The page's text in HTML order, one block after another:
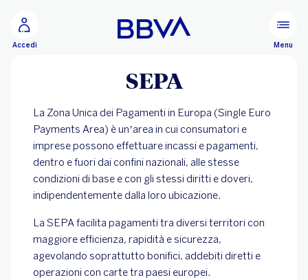
Configurare
Accedi Menu
SEPA
La Zona Unica dei Pagamenti in Europa (Single Euro
Payments Area) è un’area in cui consumatori e
imprese possono effettuare incassi e pagamenti,
dentro e fuori dai confini nazionali, alle stesse
condizioni di base e con gli stessi diritti e doveri,
indipendentemente dalla loro ubicazione.
La SEPA facilita pagamenti tra diversi territori con
maggiore efficienza, rapidità e sicurezza,
agevolando soprattutto bonifici, addebiti diretti e
operazioni con carte tra paesi europei.